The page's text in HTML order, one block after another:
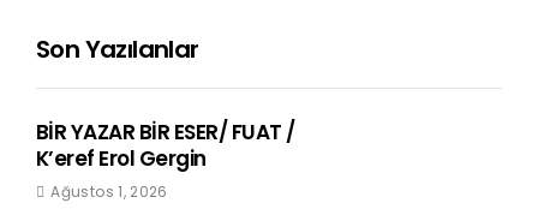
Son Yazılanlar
BİR YAZAR BİR ESER/ FUAT /
K’eref Erol Gergin
Ağustos 1, 2026